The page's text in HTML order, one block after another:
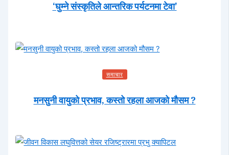
‘घुम्ने संस्कृतिले आन्तरिक पर्यटनमा टेवा’
समाचार
मनसुनी वायुको प्रभाव, कस्तो रहला आजको मौसम ?